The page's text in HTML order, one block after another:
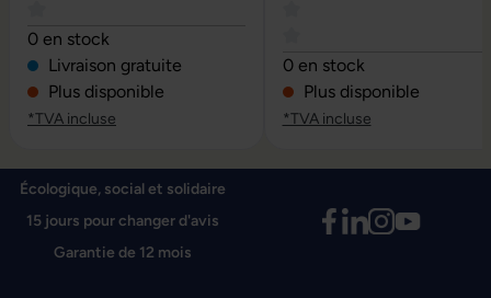
Note moyenne de 4 sur 5 étoiles
0 en stock
Livraison gratuite
Plus disponible
*TVA incluse
Note moyenne de 0 sur 5
0 en stock
Plus disponible
*TVA incluse
Écologique, social et solidaire
15 jours pour changer d'avis
Garantie de 12 mois